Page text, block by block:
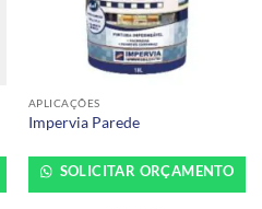
APLICAÇÕES
Impervia Parede
SOLICITAR ORÇAMENTO